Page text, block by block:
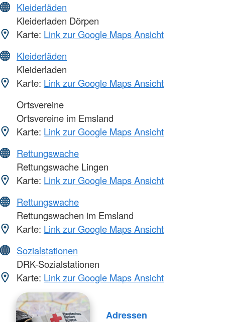
Kleiderläden
Kleiderladen Dörpen
Karte: Link zur Google Maps Ansicht
Kleiderläden
Kleiderladen
Karte: Link zur Google Maps Ansicht
Ortsvereine
Ortsvereine im Emsland
Karte: Link zur Google Maps Ansicht
Rettungswache
Rettungswache Lingen
Karte: Link zur Google Maps Ansicht
Rettungswache
Rettungswachen im Emsland
Karte: Link zur Google Maps Ansicht
Sozialstationen
DRK-Sozialstationen
Karte: Link zur Google Maps Ansicht
Adressen